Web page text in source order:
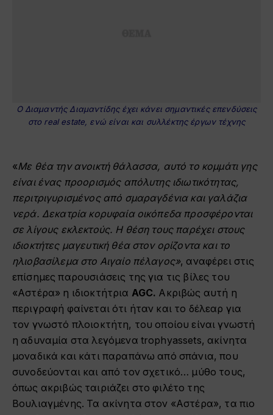
Ο Διαμαντής Διαμαντίδης έχει κάνει σημαντικές επενδύσεις
στο real estate, ενώ είναι και συλλέκτης έργων τέχνης
«Με θέα την ανοικτή θάλασσα, αυτό το κομμάτι γης
είναι ένας προορισμός απόλυτης ιδιωτικότητας,
περιτριγυρισμένος από σμαραγδένια και γαλάζια
νερά. Δεκατρία κορυφαία οικόπεδα προσφέρονται
σε λίγους εκλεκτούς. Η θέση τους παρέχει στους
ιδιοκτήτες μαγευτική θέα στον ορίζοντα και το
ηλιοβασίλεμα στο Αιγαίο πέλαγος», αναφέρει στις
επίσημες παρουσιάσεις της για τις βίλες του
«Αστέρα» η ιδιοκτήτρια AGC. Ακριβώς αυτή η
περιγραφή φαίνεται ότι ήταν και το δέλεαρ για
τον γνωστό πλοιοκτήτη, του οποίου είναι γνωστή
η αδυναμία στα λεγόμενα trophyassets, ακίνητα
μοναδικά και κάτι παραπάνω από σπάνια, που
συνοδεύονται και από τον σχετικό… μύθο τους,
όπως ακριβώς ταιριάζει στο φιλέτο της
Βουλιαγμένης. Τα ακίνητα στον «Αστέρα», τα πιο